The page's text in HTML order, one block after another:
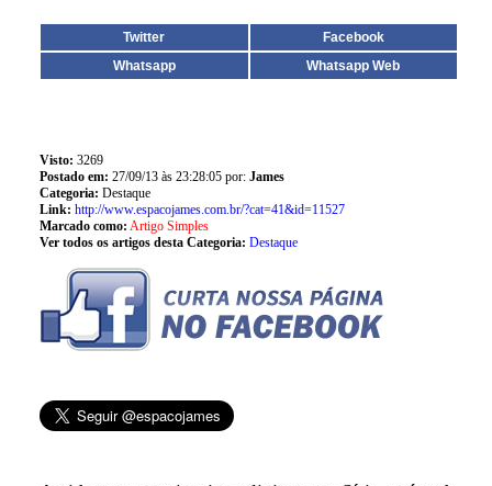
Twitter
Facebook
Whatsapp
Whatsapp Web
Visto: 3269
Postado em: 27/09/13 às 23:28:05 por: James
Categoria: Destaque
Link: http://www.espacojames.com.br/?cat=41&id=11527
Marcado como: Artigo Simples
Ver todos os artigos desta Categoria: Destaque